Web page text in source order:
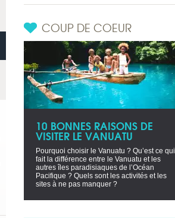
COUP DE COEUR
10 BONNES RAISONS DE
VISITER LE VANUATU
Pourquoi choisir le Vanuatu ? Qu’est ce qui
fait la différence entre le Vanuatu et les
autres îles paradisiaques de l’Océan
Pacifique ? Quels sont les activités et les
sites à ne pas manquer ?